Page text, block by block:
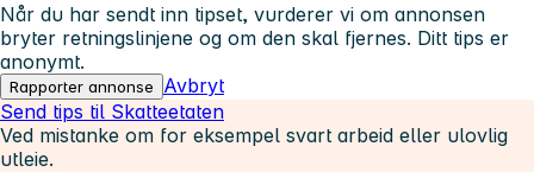
Når du har sendt inn tipset, vurderer vi om annonsen
bryter retningslinjene og om den skal fjernes. Ditt tips er
anonymt.
Rapporter annonse
Avbryt
Send tips til Skatteetaten
Ved mistanke om for eksempel svart arbeid eller ulovlig
utleie.